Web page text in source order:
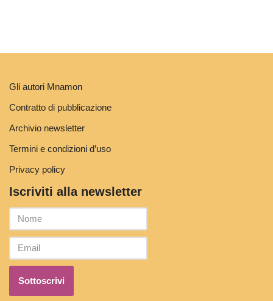
Gli autori Mnamon
Contratto di pubblicazione
Archivio newsletter
Termini e condizioni d’uso
Privacy policy
Iscriviti alla newsletter